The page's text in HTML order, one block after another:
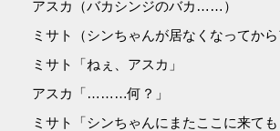
アスカ（バカシンジのバカ……）
ミサト（シンちゃんが居なくなってか
ミサト「ねぇ、アスカ」
アスカ「………何？」
ミサト「シンちゃんにまたここに来て